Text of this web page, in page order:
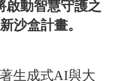
動智慧守護之
沙盒計畫。
生成式AI與大